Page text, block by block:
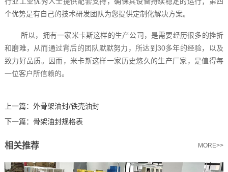
个优势是有自己的技术研发团队为您提供定制化解决方案。
所以，拥有一家米卡斯这样的生产公司，是需要经历很多的挫折
和磨难，从而通过背后的团队默默努力，所达到30多年的经验，以及
致力好品质。因而，米卡斯这样一家历史悠久的生产厂家，是值得每
一位客户所信赖的。
上一篇： 外骨架油封/铁壳油封
下一篇： 骨架油封规格表
相关推荐 MORE>>